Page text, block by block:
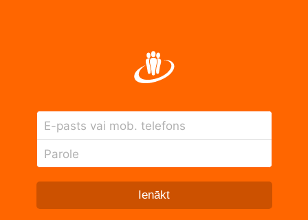
E-pasts vai mob. telefons
Parole
Ienākt